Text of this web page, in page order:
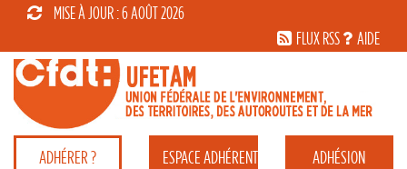
MISE À JOUR : 6 AOÛT 2026
FLUX RSS
AIDE
ADHÉRER ? ESPACEADHÉRENT ADHÉSION